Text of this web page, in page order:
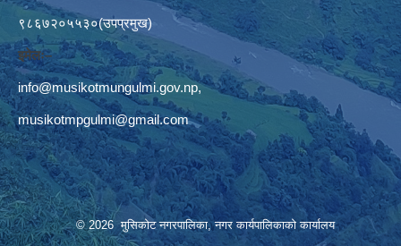
९८६७२०५५३०(उपप्रमुख)
इमेलः–
info@musikotmungulmi.gov.np,
musikotmpgulmi@gmail.com
© 2026 मुसिकोट नगरपालिका, नगर कार्यपालिकाकाे कार्यालय